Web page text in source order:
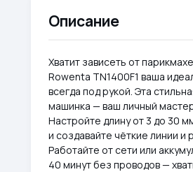
Описание
Хватит зависеть от
Rowenta TN1400F1 ваша
всегда под рукой. Эта
машинка — ваш личный
Настройте длину от 3 до 30
и создавайте чёткие линии и
Работайте от сети или
40 минут без проводов —